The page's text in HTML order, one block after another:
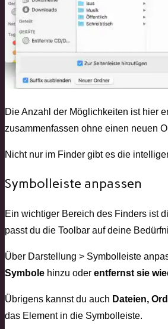
Die Anzahl der Möglichkeiten ist hier
zusammenfassen ohne einen neuen
Nicht nur im Finder gibt es die
Symbolleiste anpassen
Ein wichtiger Bereich des Finders ist
passt du die Toolbar auf deine
Über Darstellung > Symbolleiste
Symbole hinzu oder entfernst sie
Übrigens kannst du auch Dateien,
das Element in die Symbolleiste.